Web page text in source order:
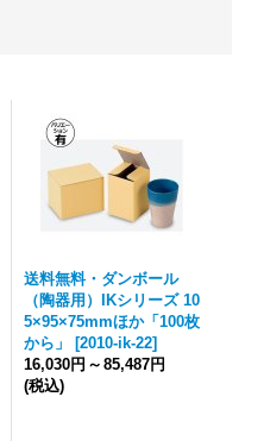
送料無料・ダンボール
（陶器用）IKシリーズ 10
5×95×75mmほか「100枚
から」
[2010-ik-22]
16,030円 ～ 85,487円
(税込)